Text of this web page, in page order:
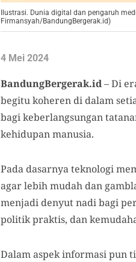
Ilustrasi. Dunia digital dan pengaruh
Firmansyah/BandungBergerak.id)
4 Mei 2024
BandungBergerak.id– Di
begitu koheren di dalam
bagi keberlangsungan
kehidupan manusia.
Pada dasarnya teknologi
agar lebih mudah dan
menjadi denyut nadi bagi
politik praktis, dan
Dalam aspek informasi pun